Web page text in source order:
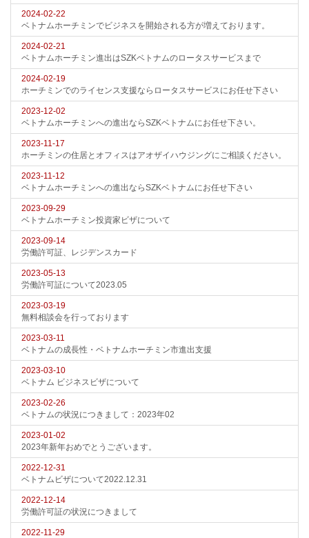
2024-02-22
ベトナムホーチミンでビジネスを開始される方が増えております。
2024-02-21
ベトナムホーチミン進出はSZKベトナムのロータスサービスまで
2024-02-19
ホーチミンでのライセンス支援ならロータスサービスにお任せ下さい
2023-12-02
ベトナムホーチミンへの進出ならSZKベトナムにお任せ下さい。
2023-11-17
ホーチミンの住居とオフィスはアオザイハウジングにご相談ください。
2023-11-12
ベトナムホーチミンへの進出ならSZKベトナムにお任せ下さい
2023-09-29
ベトナムホーチミン投資家ビザについて
2023-09-14
労働許可証、レジデンスカード
2023-05-13
労働許可証について2023.05
2023-03-19
無料相談会を行っております
2023-03-11
ベトナムの成長性・ベトナムホーチミン市進出支援
2023-03-10
ベトナム ビジネスビザについて
2023-02-26
ベトナムの状況につきまして：2023年02
2023-01-02
2023年新年おめでとうございます。
2022-12-31
ベトナムビザについて2022.12.31
2022-12-14
労働許可証の状況につきまして
2022-11-29